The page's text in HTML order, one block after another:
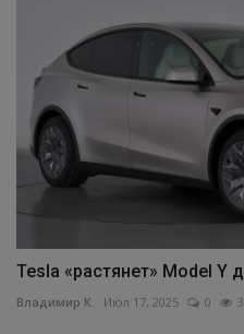
Tesla «растянет» Model Y
Владимир К. Июл 17, 2025 0